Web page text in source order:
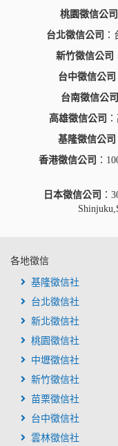
桃園徵信公司
台北徵信公司
新竹徵信公司
台中徵信公司
台南徵信公司
高雄徵信公司
基隆徵信公司
香港徵信公司 ：
日本徵信公司 ：
各地徵信
基隆徵信社
台北徵信社
新北徵信社
桃園徵信社
中壢徵信社
新竹徵信社
苗栗徵信社
台中徵信社
雲林徵信社